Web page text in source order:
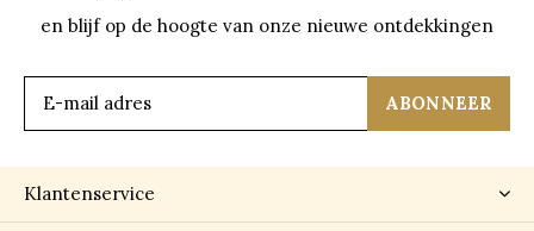
en blijf op de hoogte van onze nieuwe ontdekkingen
ABONNEER
Klantenservice